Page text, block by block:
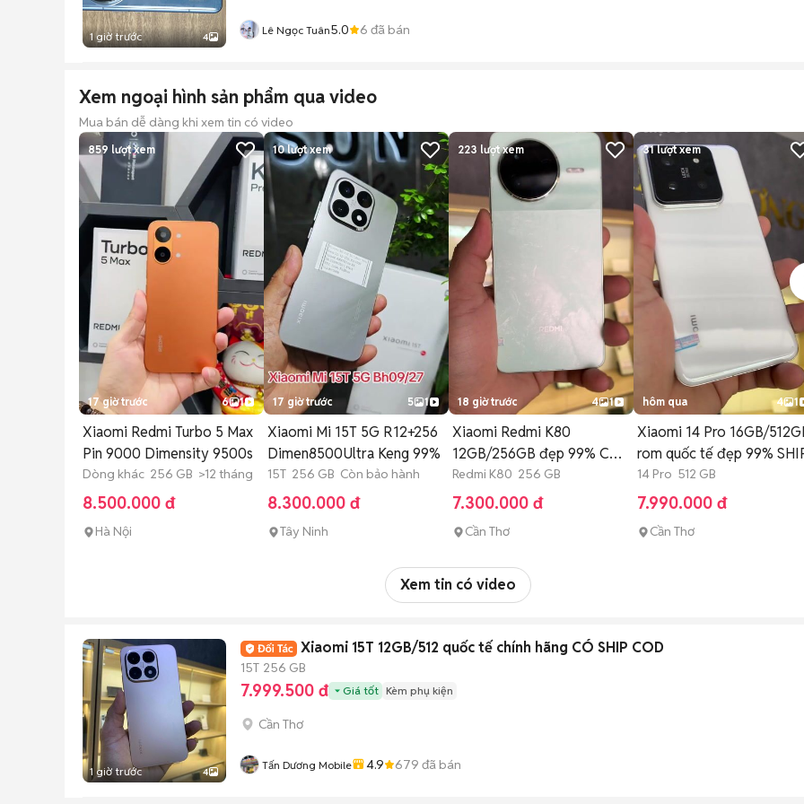
1 giờ trước 4 Lê Ngọc Tuân5.0 6 đã bán
Xem ngoại hình sản phẩm qua video
Mua bán dễ dàng khi xem tin có video
859 lượt xem
17 giờ trước 6 1
Xiaomi Redmi Turbo 5 Max
Pin 9000 Dimensity 9500s
Dòng khác 256 GB >12 tháng
8.500.000 đ
Hà Nội
10lượt xem
17 giờ trước 5 1
Xiaomi Mi 15T 5G R12+256
Dimen8500Ultra Keng 99%
15T 256 GB Còn bảo hành
8.300.000 đ
Tây Ninh
223 lượt xem
18 giờ trước 4 1
Xiaomi Redmi K80
12GB/256GB đẹp 99% CÓ
SHIP COD
Redmi K80 256 GB
7.300.000 đ
Cần Thơ
31lượt xem
hôm qua 4 1
Xiaomi 14 Pro 16GB/
rom quốc tế đẹp 99%
14 Pro 512 GB
7.990.000 đ
Cần Thơ
Xem tin có video
1 giờ trước 4
Xiaomi 15T 12GB/512 quốc tế chính hãng CÓ SHIP COD
15T 256 GB
7.999.500 đ Giá tốt Kèm phụ kiện
Cần Thơ
Tấn Dương Mobile 4.9 679 đã bán